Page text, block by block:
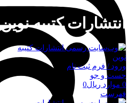
انتشارات کتیبه نوین
ورود / فرم ثبت نام
جست و جو
0 موارد ریال0
فهرست